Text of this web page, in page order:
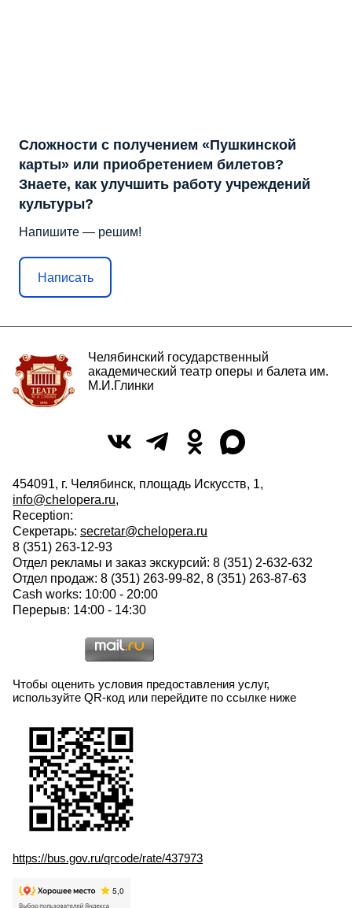
Сложности с получением «Пушкинской
карты» или приобретением билетов?
Знаете, как улучшить работу учреждений
культуры?
Напишите — решим!
Написать
Челябинский государственный
академический театр оперы и балета им.
М.И.Глинки
454091, г. Челябинск, площадь Искусств, 1,
info@chelopera.ru,
Reception:
Секретарь: secretar@chelopera.ru
8 (351) 263-12-93
Отдел рекламы и заказ экскурсий: 8 (351) 2-632-632
Отдел продаж: 8 (351) 263-99-82, 8 (351) 263-87-63
Cash works: 10:00 - 20:00
Перерыв: 14:00 - 14:30
Чтобы оценить условия предоставления услуг,
используйте QR-код или перейдите по ссылке ниже
https://bus.gov.ru/qrcode/rate/437973